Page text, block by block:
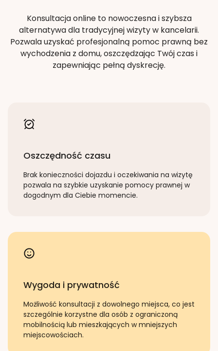
Konsultacja online to nowoczesna i szybsza
alternatywa dla tradycyjnej wizyty w kancelarii.
Pozwala uzyskać profesjonalną pomoc prawną bez
wychodzenia z domu, oszczędzając Twój czas i
zapewniając pełną dyskrecję.
Oszczędność czasu
Brak konieczności dojazdu i oczekiwania na wizytę
pozwala na szybkie uzyskanie pomocy prawnej w
dogodnym dla Ciebie momencie.
Wygoda i prywatność
Możliwość konsultacji z dowolnego miejsca, co jest
szczególnie korzystne dla osób z ograniczoną
mobilnością lub mieszkających w mniejszych
miejscowościach.